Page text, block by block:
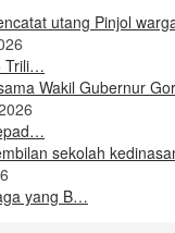
Trili…
yang B…